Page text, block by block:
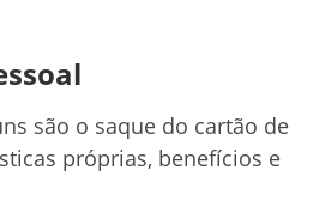
são o saque do cartão de
próprias, benefícios e